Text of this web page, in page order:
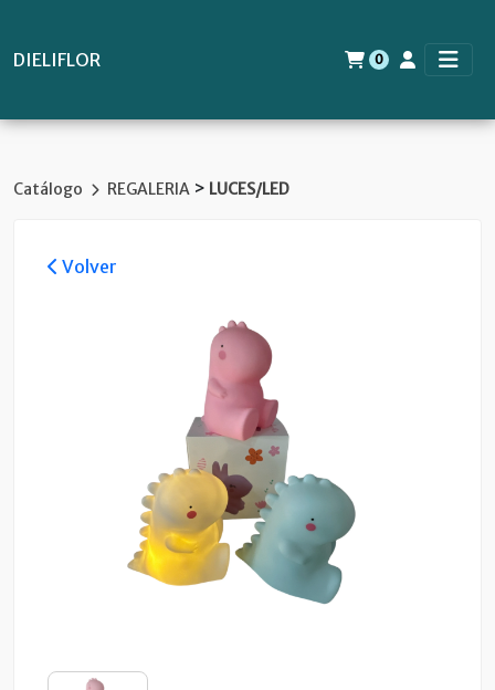
DIELIFLOR 0
Catálogo REGALERIA > LUCES/LED
Volver